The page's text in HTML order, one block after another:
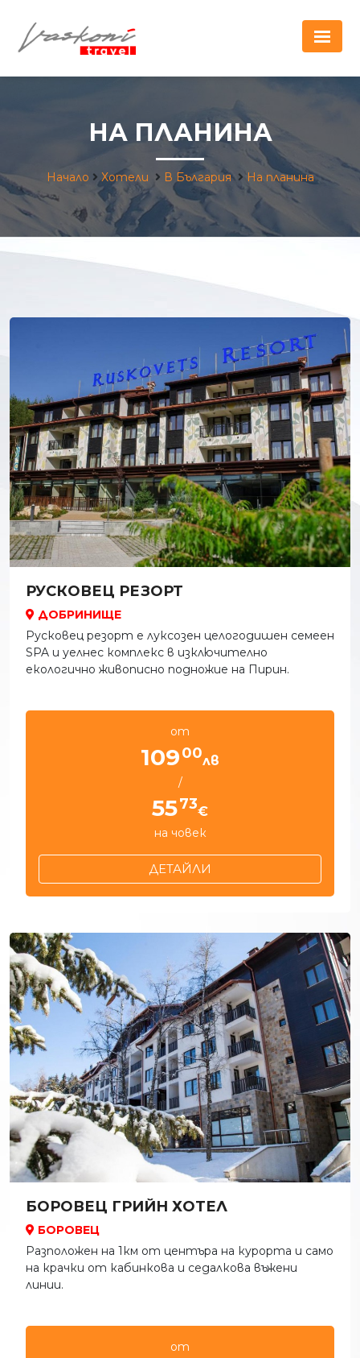
НА ПЛАНИНА
Начало Хотели В България На планина
РУСКОВЕЦ РЕЗОРТ
ДОБРИНИЩЕ
Русковец резорт е луксозен целогодишен семеен
SPA и уелнес комплекс в изключително
екологично живописно подножие на Пирин.
от
10900лв
/
5573€
на човек
ДЕТАЙЛИ
БОРОВЕЦ ГРИЙН ХОТЕЛ
БОРОВЕЦ
Разположен на 1км от центъра на курорта и само
на крачки от кабинкова и седалкова въжени
линии.
от